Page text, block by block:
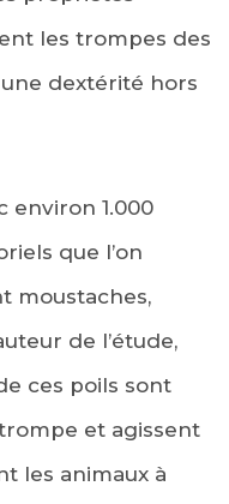
les trompes des
dextérité hors
environ 1.000
que l’on
moustaches,
de l’étude,
ces poils sont
et agissent
les animaux à